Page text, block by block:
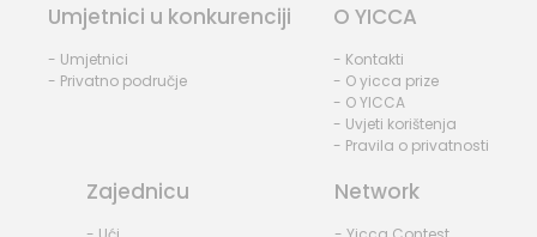
Umjetnici u konkurenciji
- Umjetnici
- Privatno područje
O YICCA
- Kontakti
- O yicca prize
- O YICCA
- Uvjeti korištenja
- Pravila o privatnosti
Zajednicu Network